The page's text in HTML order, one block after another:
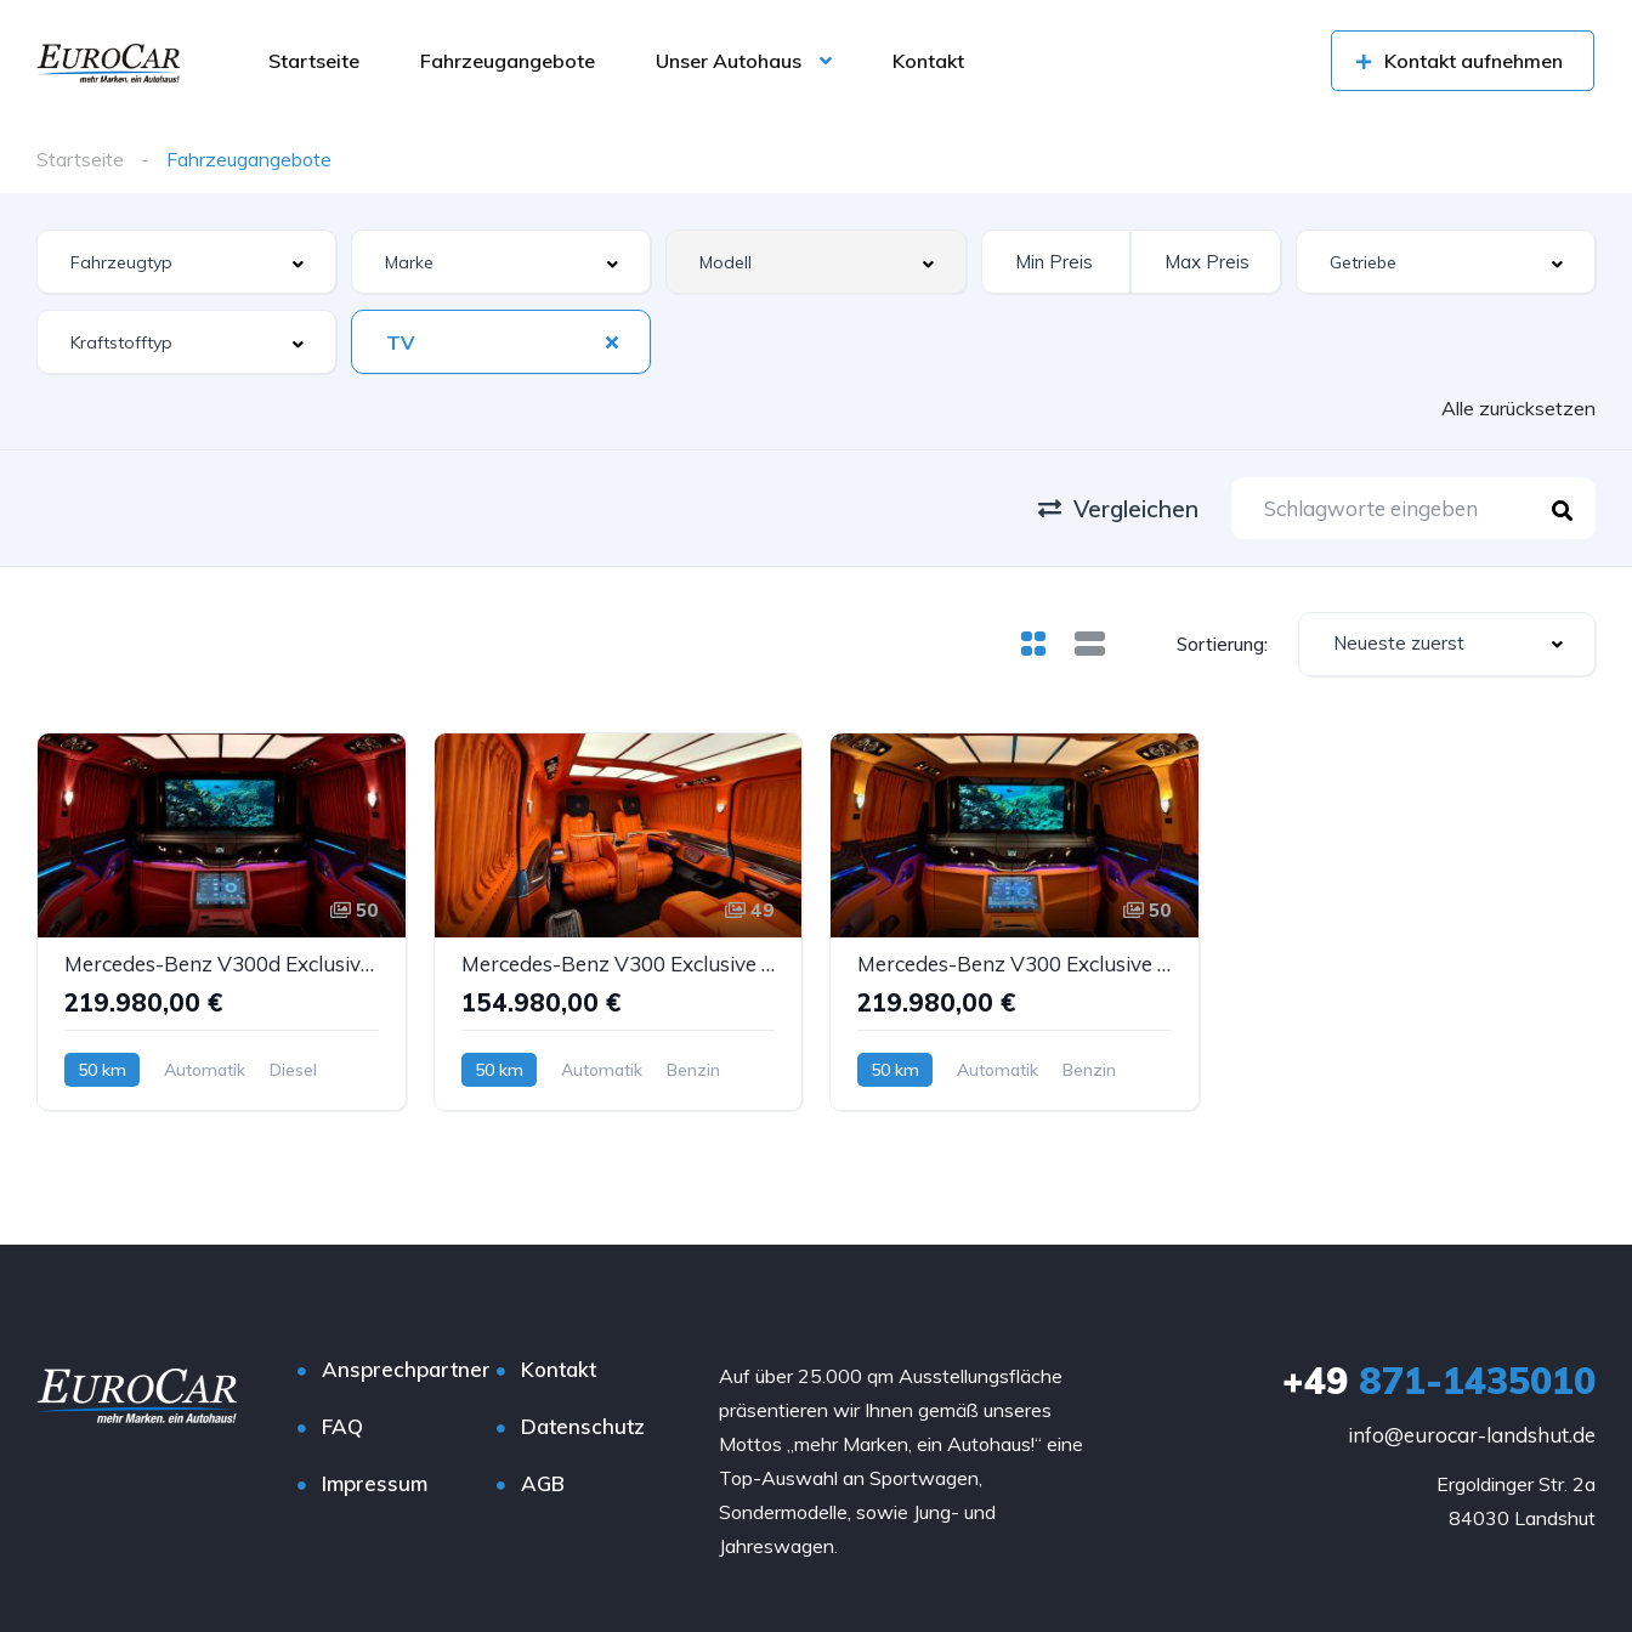
Startseite Fahrzeugangebote Unser Autohaus Kontakt Kontakt aufnehmen
Startseite Fahrzeugangebote
TV
Alle zurücksetzen
Vergleichen
Sortierung: Neueste zuerst
50
Mercedes-Benz V300d Exclusive VIP MH-Design Luxussitze Sbel TV
219.980,00 €
50 km Automatik Diesel
49
Mercedes-Benz V300 Exclusive MH-Design VIP-Umbau 4xLuxussitze
154.980,00 €
50 km Automatik Benzin
50
Mercedes-Benz V300 Exclusive VIP MH-Design Luxussitze Sbel TV
219.980,00 €
50 km Automatik Benzin
Ansprechpartner Kontakt
FAQ Datenschutz
Impressum AGB
Auf über 25.000 qm Ausstellungsfläche
präsentieren wir Ihnen gemäß unseres
Mottos „mehr Marken, ein Autohaus!“ eine
Top-Auswahl an Sportwagen,
Sondermodelle, sowie Jung- und
Jahreswagen.
+49871-1435010
info@eurocar-landshut.de
Ergoldinger Str. 2a
84030 Landshut